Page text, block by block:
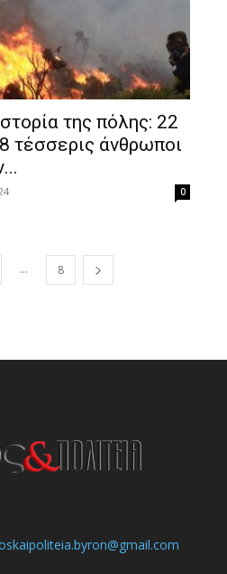
της πόλης: 22
τέσσερις άνθρωποι
0
... 8